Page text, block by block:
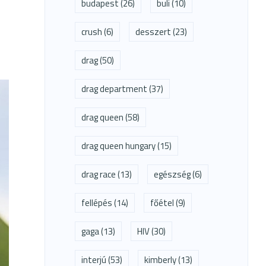
budapest(26) buli(10)
crush(6) desszert(23)
drag(50)
drag department(37)
drag queen(58)
drag queen hungary(15)
drag race(13) egészség(6)
fellépés(14) főétel(9)
gaga(13) HIV(30)
interjú(53) kimberly(13)